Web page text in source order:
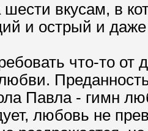
вкусам, в
и острый и даже
что-то от
Павла - гимн
любовь не